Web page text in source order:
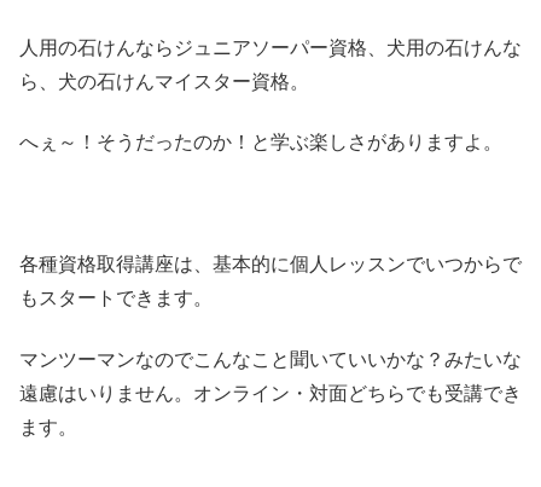
人用の石けんならジュニアソーパー資格、犬用の石けんな
ら、犬の石けんマイスター資格。
へぇ～！そうだったのか！と学ぶ楽しさがありますよ。
各種資格取得講座は、基本的に個人レッスンでいつからで
もスタートできます。
マンツーマンなのでこんなこと聞いていいかな？みたいな
遠慮はいりません。オンライン・対面どちらでも受講でき
ます。